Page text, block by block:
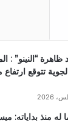
ظاهرة “النينو” :
تتوقع
له منذ بداياته: